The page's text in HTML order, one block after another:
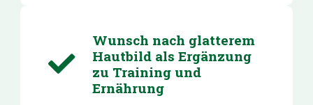
Wunsch nach glatterem
Hautbild als Ergänzung
zu Training und
Ernährung